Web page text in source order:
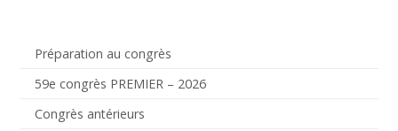
Préparation au congrès
59e congrès PREMIER – 2026
Congrès antérieurs